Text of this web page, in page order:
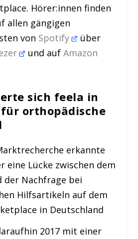
Hörer:innen finden
allen gängigen
von Spotify
über
und aufAmazon
sich feela in
orthopädische
erkannte
eine Lücke zwischen dem
der Nachfrage bei
Hilfsartikeln auf dem
in Deutschland
2017 mit einer